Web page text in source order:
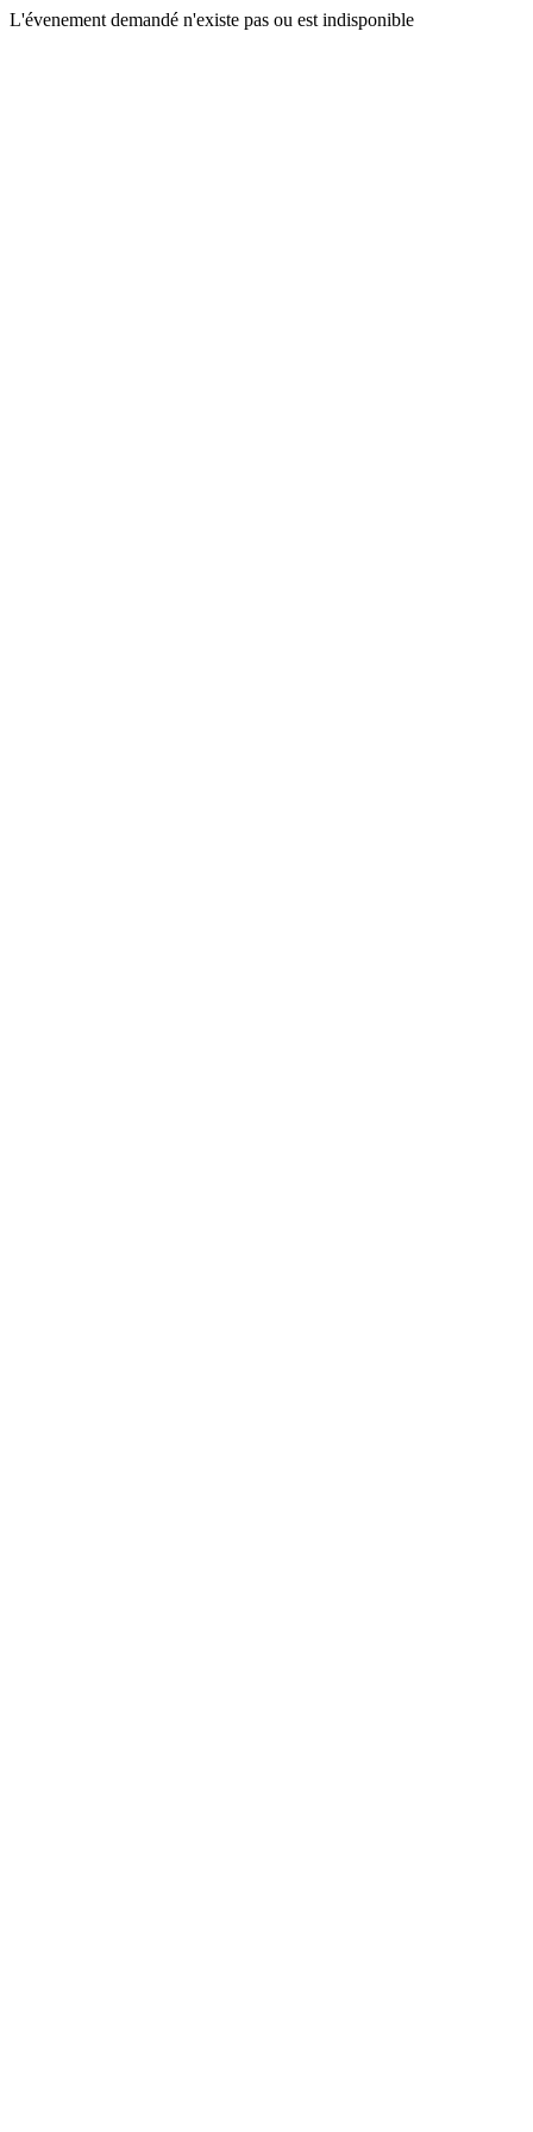
L'évenement demandé n'existe pas ou est indisponible